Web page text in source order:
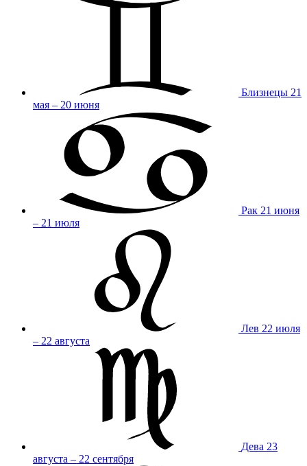
Близнецы 21
мая – 20 июня
Рак 21 июня
– 21 июля
Лев 22 июля
– 22 августа
Дева 23
августа – 22 сентября